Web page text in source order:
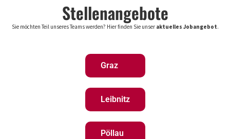
Stellenangebote
Sie möchten Teil unseres Teams werden? Hier finden Sie unser aktuelles Jobangebot.
Graz
Leibnitz
Pöllau